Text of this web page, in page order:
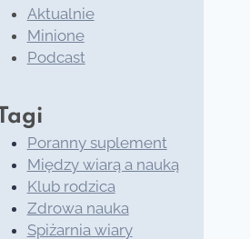
Aktualnie
Minione
Podcast
Tagi
Poranny suplement
Między wiarą a nauką
Klub rodzica
Zdrowa nauka
Spiżarnia wiary